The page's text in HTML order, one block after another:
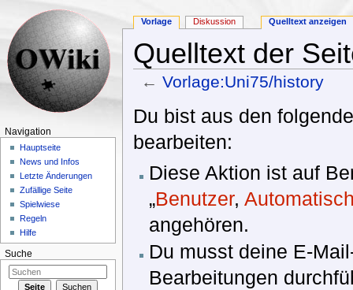
Quelltext der
←Vorlage:Uni75/history
Du bist aus den
bearbeiten:
Diese Aktion ist auf
„Benutzer,
angehören.
Du musst deine E-
Bearbeitungen
Vorlage Diskussion Quelltext anzeigen
Navigation
Hauptseite
News und Infos
Letzte Änderungen
Zufällige Seite
Spielwiese
Regeln
Hilfe
Suche